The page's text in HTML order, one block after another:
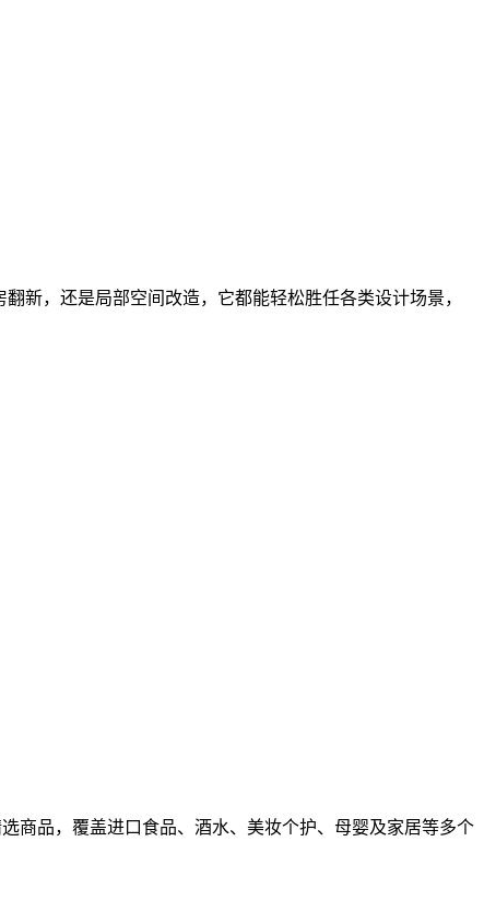
新，还是局部空间改造，它都能轻松胜任各类设计场景，
商品，覆盖进口食品、酒水、美妆个护、母婴及家居等多个